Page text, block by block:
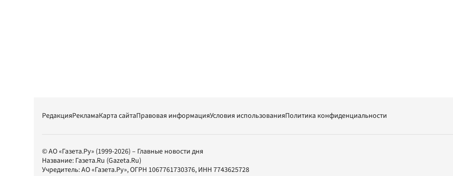
РедакцияРекламаКарта сайтаПравовая информацияУсловия использованияПолитика конфиденциальности
© АО «Газета.Ру» (1999-2026) – Главные новости дня
Название: Газета.Ru (Gazeta.Ru)
Учредитель:АО «Газета.Ру», ОГРН 1067761730376, ИНН 7743625728